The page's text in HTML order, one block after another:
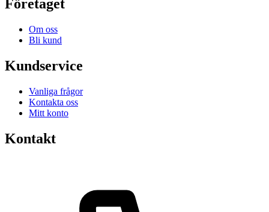
Företaget
Om oss
Bli kund
Kundservice
Vanliga frågor
Kontakta oss
Mitt konto
Kontakt